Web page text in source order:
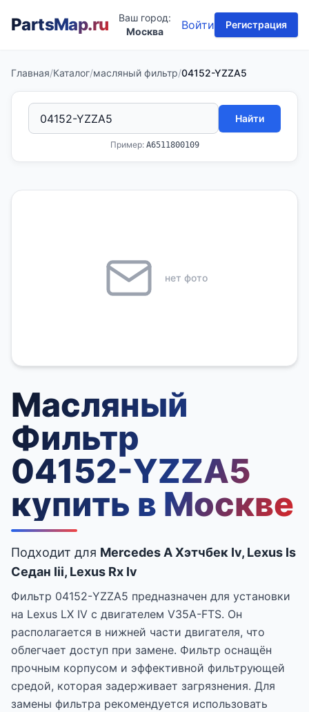
PartsMap.ru
Ваш город:
Москва
Войти Регистрация
Главная/Каталог/масляный фильтр/04152-YZZA5
Найти
Пример: A6511800109
нет фото
Масляный
Фильтр
04152-YZZA5
купить в Москве
Подходит для Mercedes A Хэтчбек Iv, Lexus Is
Седан Iii, Lexus Rx Iv
Фильтр 04152-YZZA5 предназначен для установки
на Lexus LX IV с двигателем V35A-FTS. Он
располагается в нижней части двигателя, что
облегчает доступ при замене. Фильтр оснащён
прочным корпусом и эффективной фильтрующей
средой, которая задерживает загрязнения. Для
замены фильтра рекомендуется использовать